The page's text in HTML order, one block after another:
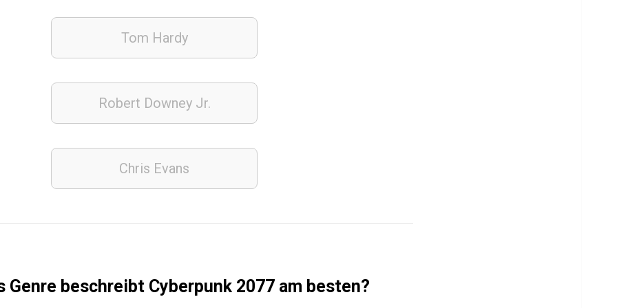
Tom Hardy
Robert Downey Jr.
Chris Evans
Genre beschreibt Cyberpunk 2077 am besten?